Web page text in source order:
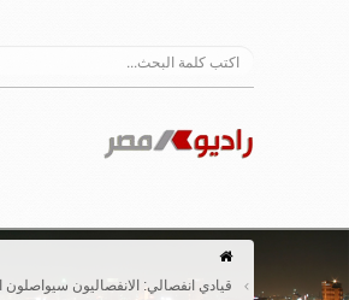
قيادي انفصالي: الانفصاليون سيواصلون القتال